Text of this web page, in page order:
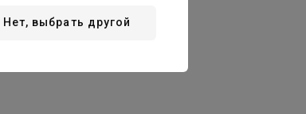
Нет, выбрать другой